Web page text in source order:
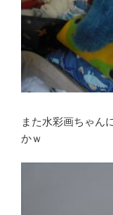
また水彩画ちゃ
かｗ